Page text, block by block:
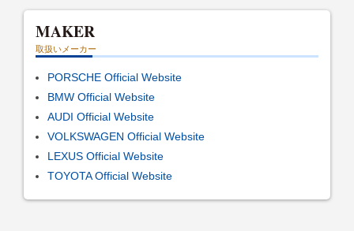
MAKER
取扱いメーカー
PORSCHE Official Website
BMW Official Website
AUDI Official Website
VOLKSWAGEN Official Website
LEXUS Official Website
TOYOTA Official Website